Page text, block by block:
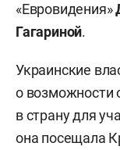
«Евровидения»
Гагариной.
Украинские
о возможности
в страну для
она посещала